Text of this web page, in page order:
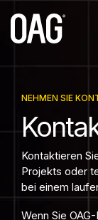
zum
Hauptinhalt.
Englisch (
English
Portugiesisch (
Datensätze
Flugpläne
Status
Flugpreise
Historisch
API
Benachrichtigungen
Snowflake
Mein Konto
Wissenszentrum
Kontakt zum Support
Infare-Kundenportal
Integratoren und Wiederverkäufer
Partnerschaften mit Fluggesellschaften
Start-ups
NEHMEN SIE
Kontaktieren
Projekts oder
bei einem
Wenn Sie